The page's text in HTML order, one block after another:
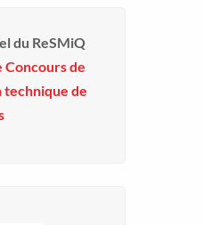
du ReSMiQ
Concours de
de